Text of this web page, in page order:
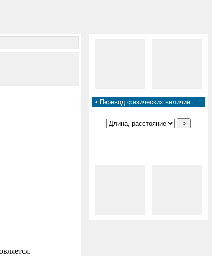
• Перевод физических величин